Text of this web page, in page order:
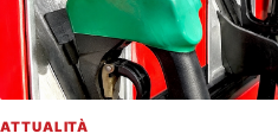
ATTUALITÀ